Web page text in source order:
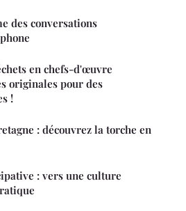
des conversations
en chefs-d'œuvre
originales pour des
!
: découvrez la torche en
: vers une culture